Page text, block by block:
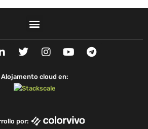
L
i
k
T
w
t
t
e
I
n
t
a
g
m
Y
o
T
e
Alojamento cloud en:
por: